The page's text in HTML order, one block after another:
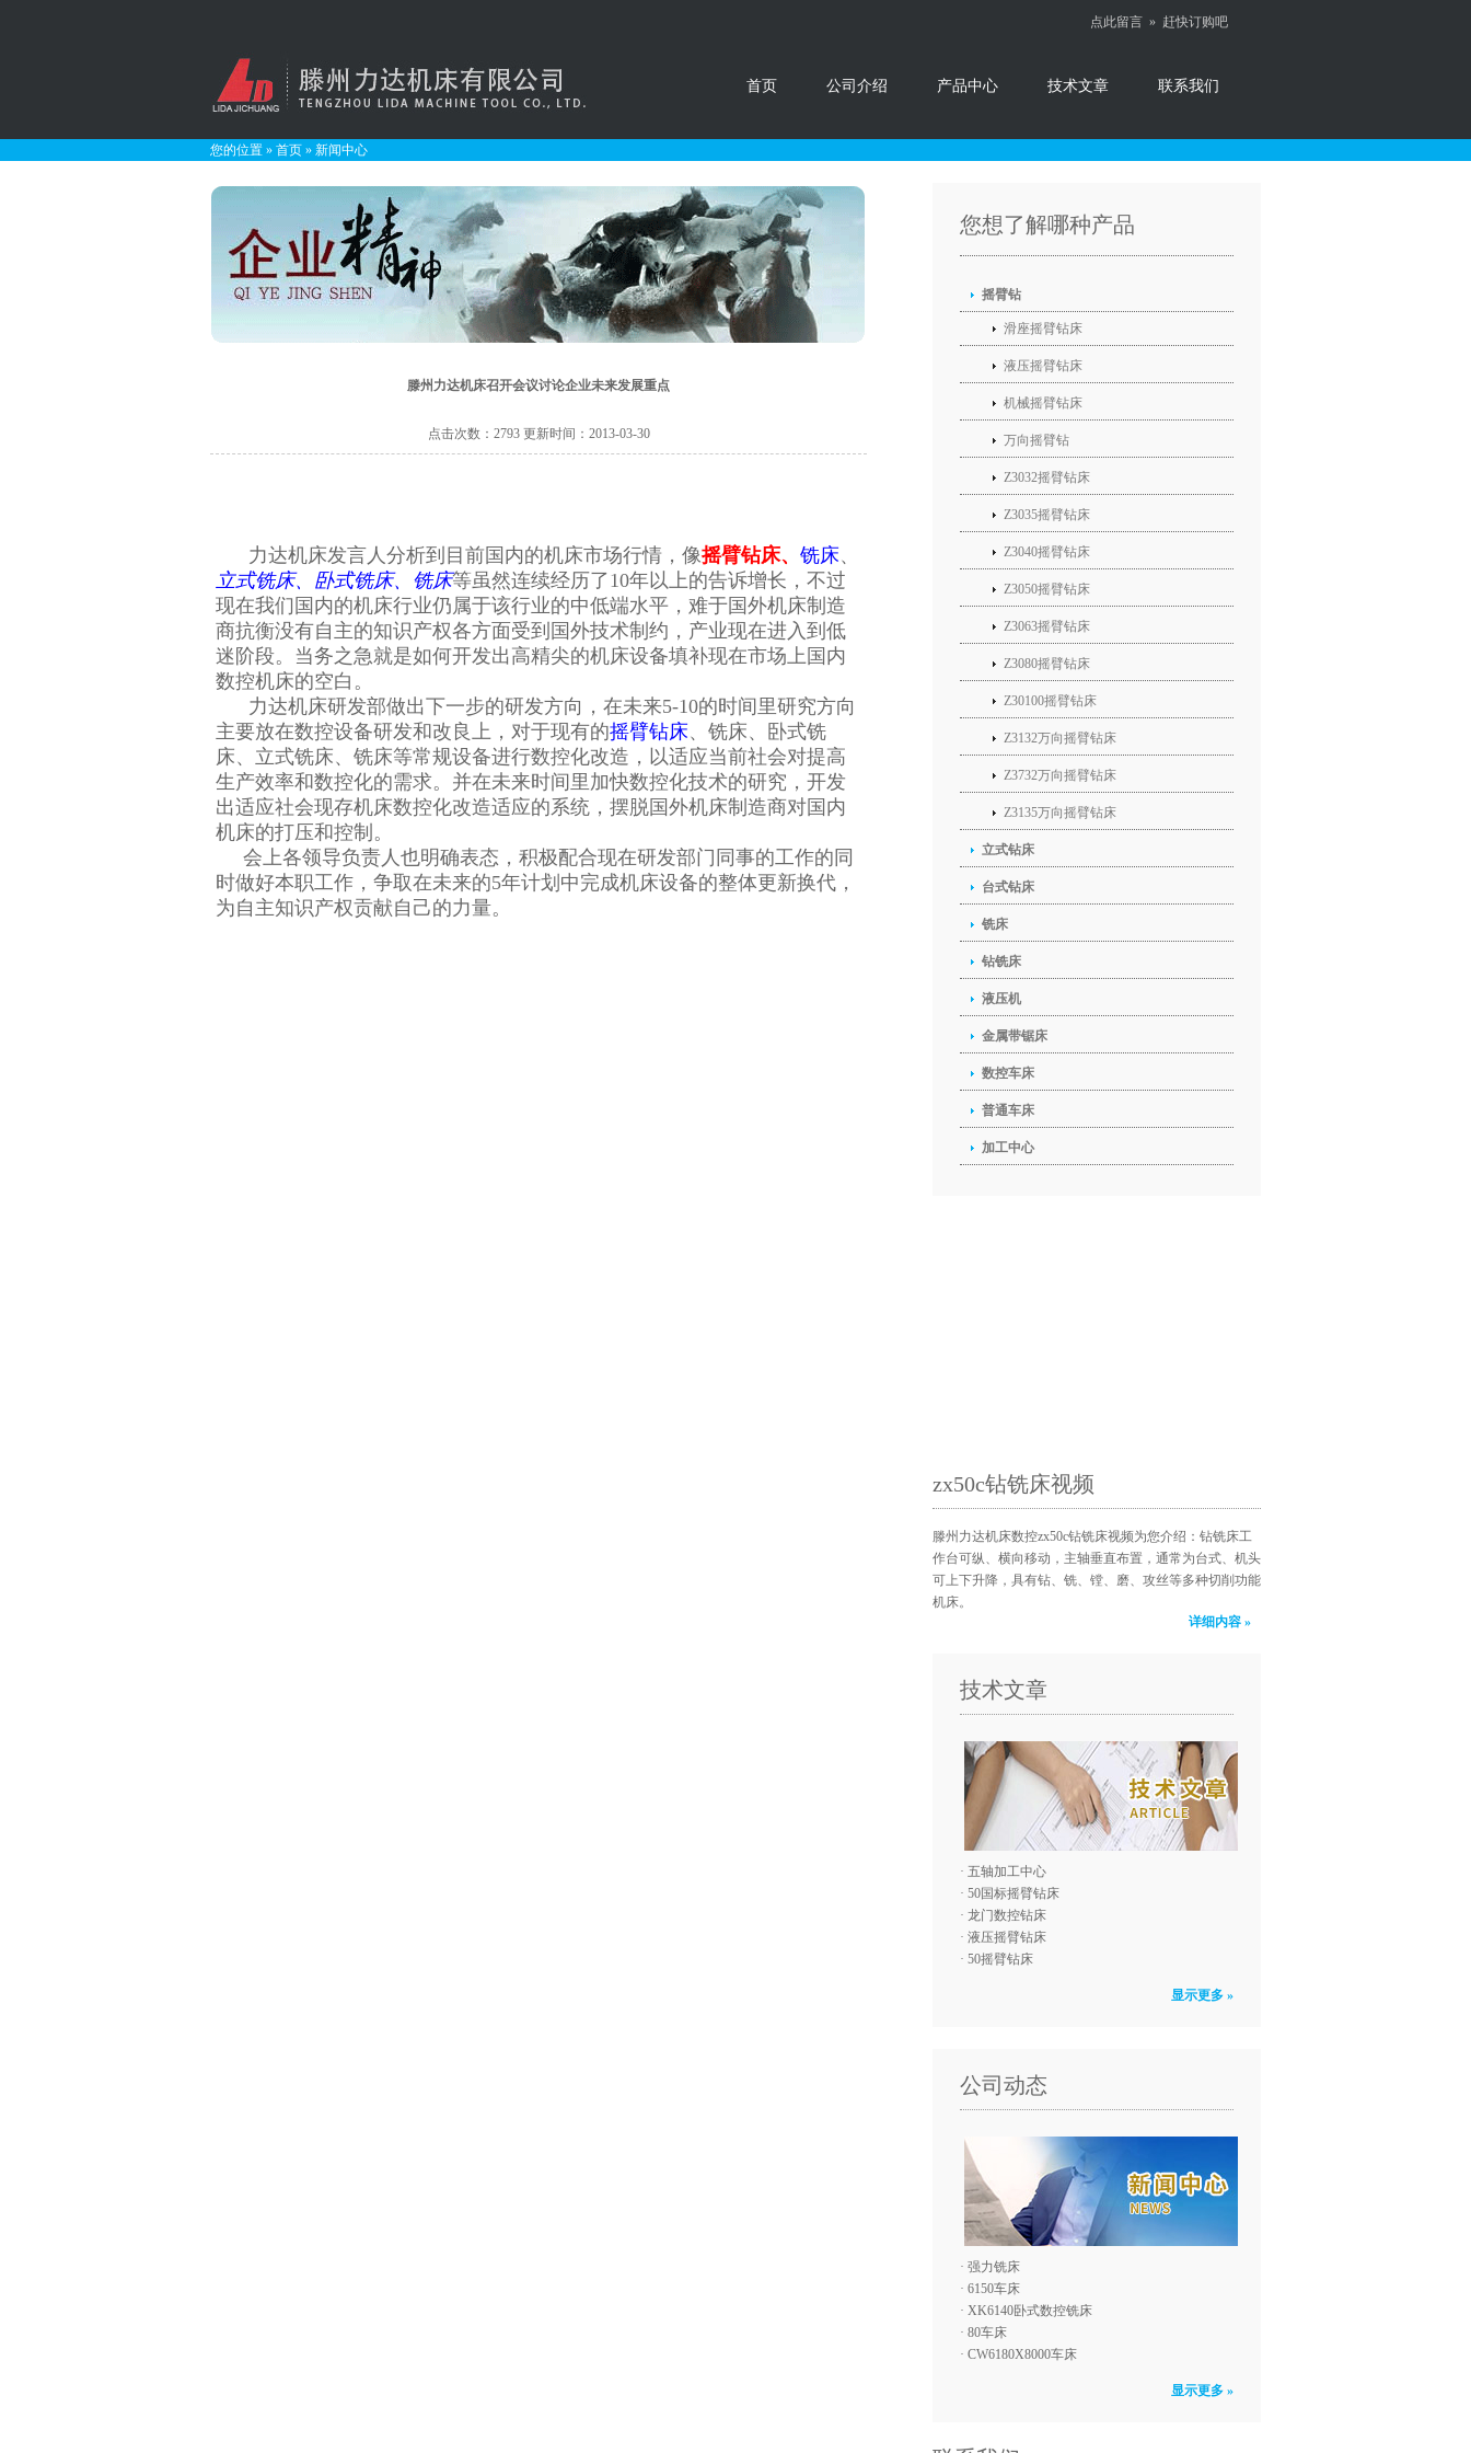
点此留言 » 赶快订购吧
首页 公司介绍 产品中心 技术文章 联系我们
您的位置 » 首页 » 新闻中心
滕州力达机床召开会议讨论企业未来发展重点
点击次数：2793 更新时间：2013-03-30
力达机床发言人分析到目前国内的机床市场行情，像摇臂钻床、 铣床、
立式铣床、卧式铣床、铣床等虽然连续经历了10年以上的告诉增长，不过
现在我们国内的机床行业仍属于该行业的中低端水平，难于国外机床制造
商抗衡没有自主的知识产权各方面受到国外技术制约，产业现在进入到低
迷阶段。当务之急就是如何开发出高精尖的机床设备填补现在市场上国内
数控机床的空白。
力达机床研发部做出下一步的研发方向，在未来5-10的时间里研究方向
主要放在数控设备研发和改良上，对于现有的摇臂钻床、铣床、卧式铣
床、立式铣床、铣床等常规设备进行数控化改造，以适应当前社会对提高
生产效率和数控化的需求。并在未来时间里加快数控化技术的研究，开发
出适应社会现存机床数控化改造适应的系统，摆脱国外机床制造商对国内
机床的打压和控制。
会上各领导负责人也明确表态，积极配合现在研发部门同事的工作的同
时做好本职工作，争取在未来的5年计划中完成机床设备的整体更新换代，
为自主知识产权贡献自己的力量。
您想了解哪种产品
摇臂钻
滑座摇臂钻床
液压摇臂钻床
机械摇臂钻床
万向摇臂钻
Z3032摇臂钻床
Z3035摇臂钻床
Z3040摇臂钻床
Z3050摇臂钻床
Z3063摇臂钻床
Z3080摇臂钻床
Z30100摇臂钻床
Z3132万向摇臂钻床
Z3732万向摇臂钻床
Z3135万向摇臂钻床
立式钻床
台式钻床
铣床
钻铣床
液压机
金属带锯床
数控车床
普通车床
加工中心
zx50c钻铣床视频
滕州力达机床数控zx50c钻铣床视频为您介绍：钻铣床工
作台可纵、横向移动，主轴垂直布置，通常为台式、机头
可上下升降，具有钻、铣、镗、磨、攻丝等多种切削功能
机床。
详细内容 »
技术文章
· 五轴加工中心
· 50国标摇臂钻床
· 龙门数控钻床
· 液压摇臂钻床
· 50摇臂钻床
显示更多 »
公司动态
· 强力铣床
· 6150车床
· XK6140卧式数控铣床
· 80车床
· CW6180X8000车床
显示更多 »